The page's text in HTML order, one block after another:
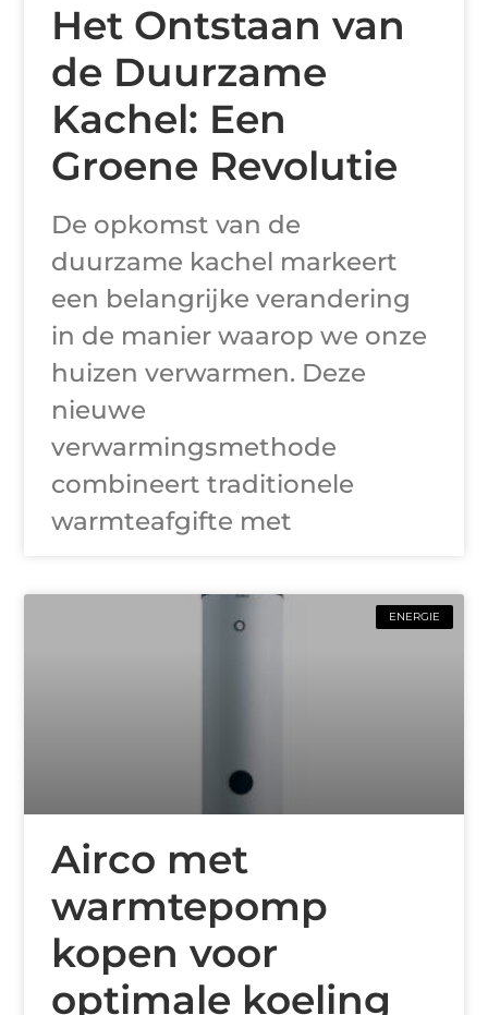
Het Ontstaan van
de Duurzame
Kachel: Een
Groene Revolutie
De opkomst van de
duurzame kachel markeert
een belangrijke verandering
in de manier waarop we onze
huizen verwarmen. Deze
nieuwe
verwarmingsmethode
combineert traditionele
warmteafgifte met
ENERGIE
Airco met
warmtepomp
kopen voor
optimale koeling